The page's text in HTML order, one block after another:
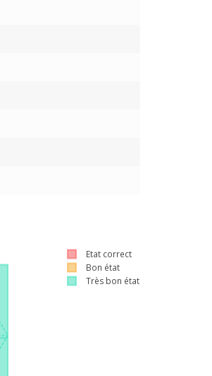
Etat correct
Bon état
Très bon état